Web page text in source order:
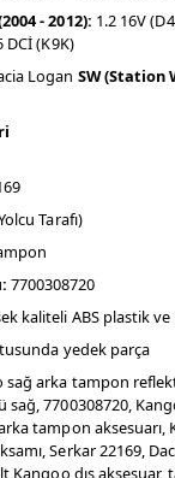
- 2012): 1.2 16V
DCİ (K9K)
Logan SW (Station
Tarafı)
7700308720
kaliteli ABS plastik
yedek parça
sağ arka tampon
7700308720,
tampon aksesuarı,
Serkar 22169,
Kangoo dış